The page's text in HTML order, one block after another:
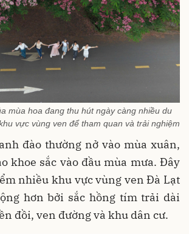
mùa hoa đang thu hút ngày càng nhiều du
vực vùng ven để tham quan và trải nghiệm
đào thường nở vào mùa xuân,
khoe sắc vào đầu mùa mưa. Đây
nhiều khu vực vùng ven Đà Lạt
hơn bởi sắc hồng tím trải dài
đồi, ven đường và khu dân cư.